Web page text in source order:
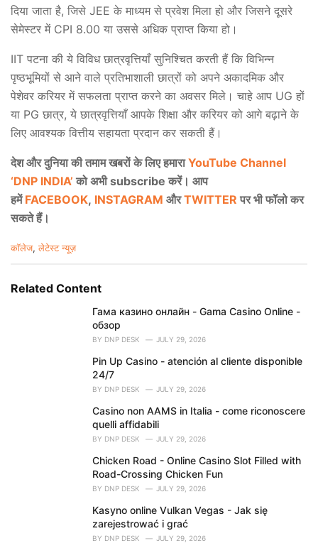
दिया जाता है, जिसे JEE के माध्यम से प्रवेश मिला हो और जिसने दूसरे
सेमेस्टर में CPI 8.00 या उससे अधिक प्राप्त किया हो।
IIT पटना की ये विविध छात्रवृत्तियाँ सुनिश्चित करती हैं कि विभिन्न
पृष्ठभूमियों से आने वाले प्रतिभाशाली छात्रों को अपने अकादमिक और
पेशेवर करियर में सफलता प्राप्त करने का अवसर मिले। चाहे आप UG हों
या PG छात्र, ये छात्रवृत्तियाँ आपके शिक्षा और करियर को आगे बढ़ाने के
लिए आवश्यक वित्तीय सहायता प्रदान कर सकती हैं।
देश और दुनिया की तमाम खबरों के लिए हमाराYouTube Channel
‘DNP INDIA’ को अभी subscribe करें। आप
हमें FACEBOOK, INSTAGRAM औरTWITTER पर भी फॉलो कर
सकते हैं।
C
e
कॉलेज,लेटेस्ट न्यूज़
Related Content
Гама казино онлайн - Gama Casino Online -
обзор
BY DNP DESK JULY 29, 2026
Pin Up Casino - atención al cliente disponible
24/7
BY DNP DESK JULY 29, 2026
Casino non AAMS in Italia - come riconoscere
quelli affidabili
BY DNP DESK JULY 29, 2026
Chicken Road - Online Casino Slot Filled with
Road-Crossing Chicken Fun
BY DNP DESK JULY 29, 2026
Kasyno online Vulkan Vegas - Jak się
zarejestrować i grać
BY DNP DESK JULY 29, 2026